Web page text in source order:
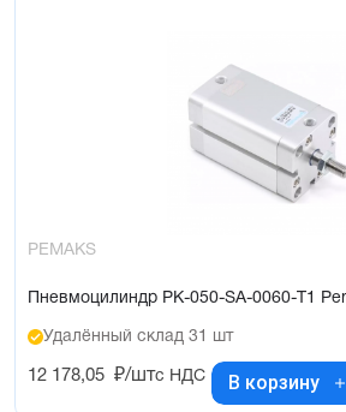
PEMAKS
Пневмоцилиндр PK-050-SA-0060-T1
Удалённый склад 31 шт
12 178,05 ₽/штс НДС В корзину